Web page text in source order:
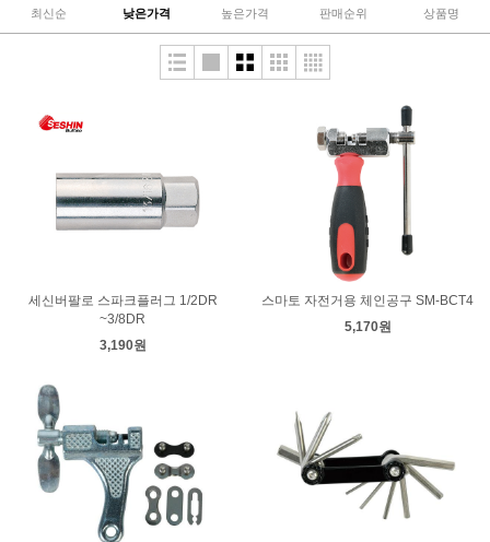
최신순 낮은가격 높은가격 판매순위 상품명
세신버팔로 스파크플러그 1/2DR
~3/8DR
3,190원
스마토 자전거용 체인공구 SM-BCT4
5,170원